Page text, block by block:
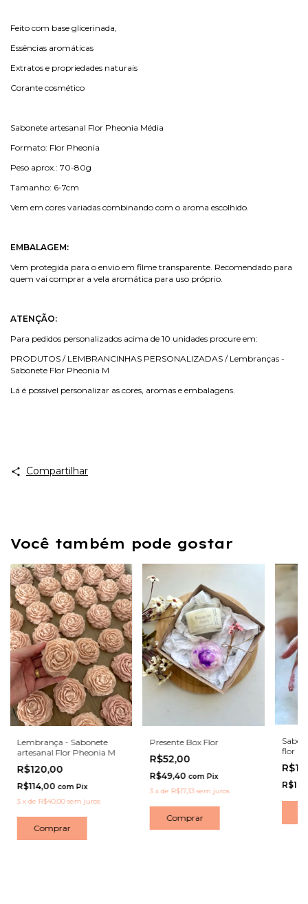
Feito com base glicerinada,
Essências aromáticas
Extratos e propriedades naturais
Corante cosmético
Sabonete artesanal Flor Pheonia Média
Formato: Flor Pheonia
Peso aprox.: 70-80g
Tamanho: 6-7cm
Vem em cores variadas combinando com o aroma escolhido.
EMBALAGEM:
Vem protegida para o envio em filme transparente. Recomendado para
quem vai comprar a vela aromática para uso próprio.
ATENÇÃO:
Para pedidos personalizados acima de 10 unidades procure em:
PRODUTOS / LEMBRANCINHAS PERSONALIZADAS / Lembranças -
Sabonete Flor Pheonia M
Lá é possivel personalizar as cores, aromas e embalagens.
Compartilhar
Você também pode gostar
Lembrança - Sabonete
artesanal Flor Pheonia M
R$120,00
R$114,00 com Pix
3 xde R$40,00 sem juros
Comprar
Presente Box Flor
R$52,00
R$49,40 com Pix
3 xde R$17,33 sem juros
Comprar
flor